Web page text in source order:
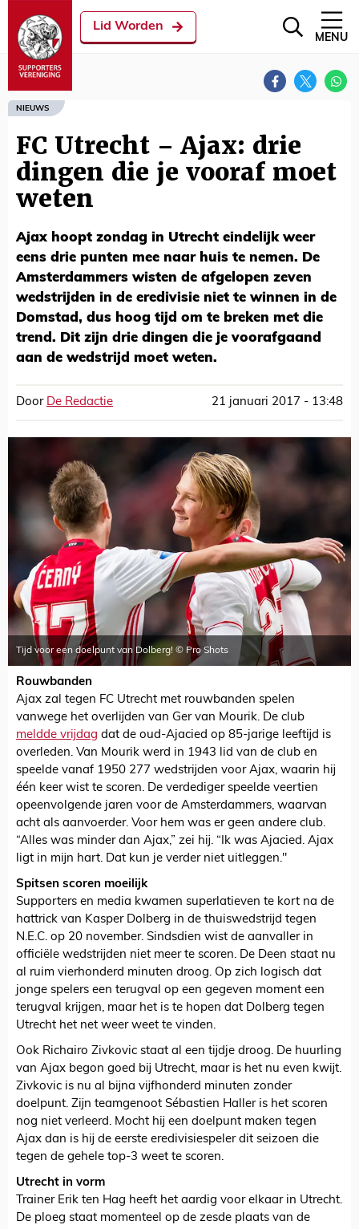
Lid Worden
MENU
NIEUWS
FC Utrecht – Ajax: drie
dingen die je vooraf moet
weten
Ajax hoopt zondag in Utrecht eindelijk weer
eens drie punten mee naar huis te nemen. De
Amsterdammers wisten de afgelopen zeven
wedstrijden in de eredivisie niet te winnen in de
Domstad, dus hoog tijd om te breken met die
trend. Dit zijn drie dingen die je voorafgaand
aan de wedstrijd moet weten.
Door De Redactie 21 januari 2017 - 13:48
Tijd voor een doelpunt van Dolberg! © Pro Shots
Rouwbanden
Ajax zal tegen FC Utrecht met rouwbanden spelen
vanwege het overlijden van Ger van Mourik. De club
meldde vrijdag dat de oud-Ajacied op 85-jarige leeftijd is
overleden. Van Mourik werd in 1943 lid van de club en
speelde vanaf 1950 277 wedstrijden voor Ajax, waarin hij
één keer wist te scoren. De verdediger speelde veertien
opeenvolgende jaren voor de Amsterdammers, waarvan
acht als aanvoerder. Voor hem was er geen andere club.
“Alles was minder dan Ajax,” zei hij. “Ik was Ajacied. Ajax
ligt in mijn hart. Dat kun je verder niet uitleggen."
Spitsen scoren moeilijk
Supporters en media kwamen superlatieven te kort na de
hattrick van Kasper Dolberg in de thuiswedstrijd tegen
N.E.C. op 20 november. Sindsdien wist de aanvaller in
officiële wedstrijden niet meer te scoren. De Deen staat nu
al ruim vierhonderd minuten droog. Op zich logisch dat
jonge spelers een terugval op een gegeven moment een
terugval krijgen, maar het is te hopen dat Dolberg tegen
Utrecht het net weer weet te vinden.
Ook Richairo Zivkovic staat al een tijdje droog. De huurling
van Ajax begon goed bij Utrecht, maar is het nu even kwijt.
Zivkovic is nu al bijna vijfhonderd minuten zonder
doelpunt. Zijn teamgenoot Sébastien Haller is het scoren
nog niet verleerd. Mocht hij een doelpunt maken tegen
Ajax dan is hij de eerste eredivisiespeler dit seizoen die
tegen de gehele top-3 weet te scoren.
Utrecht in vorm
Trainer Erik ten Hag heeft het aardig voor elkaar in Utrecht.
De ploeg staat momenteel op de zesde plaats van de